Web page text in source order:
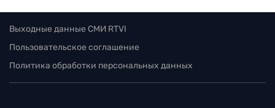
Выходные данные СМИ RTVI
Пользовательское соглашение
Политика обработки персональных данных